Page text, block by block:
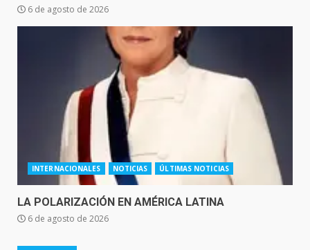
6 de agosto de 2026
INTERNACIONALES NOTICIAS ÚLTIMAS NOTICIAS
LA POLARIZACIÓN EN AMÉRICA LATINA
6 de agosto de 2026